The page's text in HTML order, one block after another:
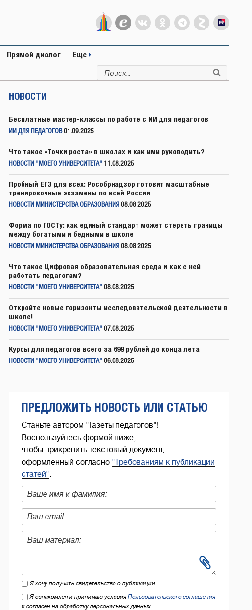
Прямой диалог Еще
Искать:
НОВОСТИ
Бесплатные мастер-классы по работе с ИИ для педагогов
ИИ ДЛЯ ПЕДАГОГОВ 01.09.2025
Что такое «Точки роста» в школах и как ими руководить?
НОВОСТИ "МОЕГО УНИВЕРСИТЕТА" 11.08.2025
Пробный ЕГЭ для всех: Рособрнадзор готовит масштабные
тренировочные экзамены по всей России
НОВОСТИ МИНИСТЕРСТВА ОБРАЗОВАНИЯ 08.08.2025
Форма по ГОСТу: как единый стандарт может стереть границы
между богатыми и бедными в школе
НОВОСТИ МИНИСТЕРСТВА ОБРАЗОВАНИЯ 08.08.2025
Что такое Цифровая образовательная среда и как с ней
работать педагогам?
НОВОСТИ "МОЕГО УНИВЕРСИТЕТА" 08.08.2025
Откройте новые горизонты исследовательской деятельности в
школе!
НОВОСТИ "МОЕГО УНИВЕРСИТЕТА" 07.08.2025
Курсы для педагогов всего за 699 рублей до конца лета
НОВОСТИ "МОЕГО УНИВЕРСИТЕТА" 06.08.2025
ПРЕДЛОЖИТЬ НОВОСТЬ ИЛИ СТАТЬЮ
Станьте автором "Газеты педагогов"!
Воспользуйтесь формой ниже,
чтобы прикрепить текстовый документ,
оформленный согласно "Требованиям к публикации
статей".
Я хочу получить свидетельство о публикации
Я ознакомлен и принимаю условия Пользовательского соглашения
и согласен на обработку персональных данных